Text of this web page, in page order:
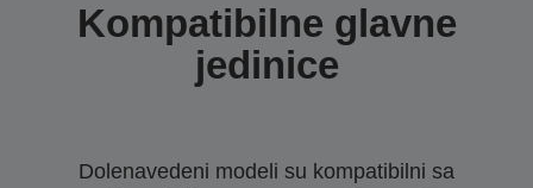
Kompatibilne glavne
jedinice
Dolenavedeni modeli su kompatibilni sa